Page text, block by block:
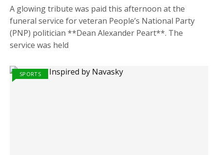
A glowing tribute was paid this afternoon at the
funeral service for veteran People’s National Party
(PNP) politician **Dean Alexander Peart**. The
service was held
SPORTS